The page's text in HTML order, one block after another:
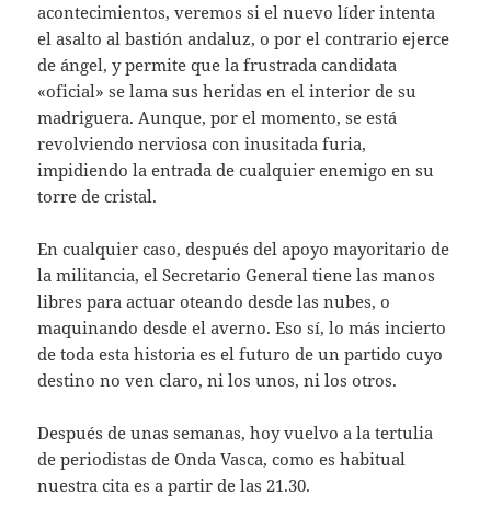
acontecimientos, veremos si el nuevo líder intenta
el asalto al bastión andaluz, o por el contrario ejerce
de ángel, y permite que la frustrada candidata
«oficial» se lama sus heridas en el interior de su
madriguera. Aunque, por el momento, se está
revolviendo nerviosa con inusitada furia,
impidiendo la entrada de cualquier enemigo en su
torre de cristal.
En cualquier caso, después del apoyo mayoritario de
la militancia, el Secretario General tiene las manos
libres para actuar oteando desde las nubes, o
maquinando desde el averno. Eso sí, lo más incierto
de toda esta historia es el futuro de un partido cuyo
destino no ven claro, ni los unos, ni los otros.
Después de unas semanas, hoy vuelvo a la tertulia
de periodistas de Onda Vasca, como es habitual
nuestra cita es a partir de las 21.30.